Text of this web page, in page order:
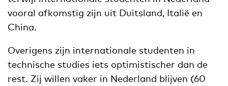
vooral afkomstig zijn uit Duitsland, Italië en
China.
Overigens zijn internationale studenten in
technische studies iets optimistischer dan de
rest. Zij willen vaker in Nederland blijven (60